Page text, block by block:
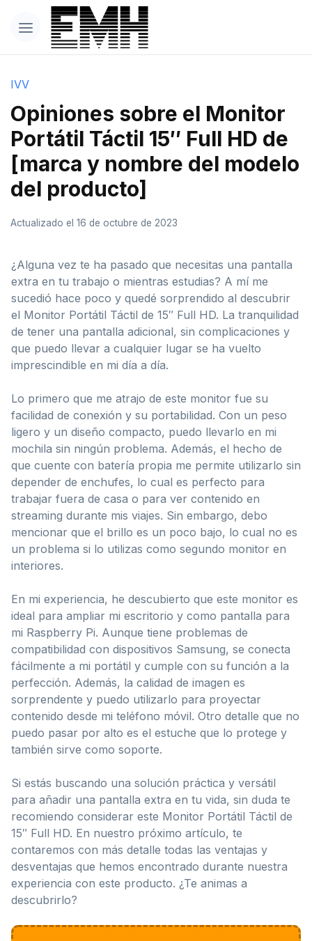
IVV
Opiniones sobre el Monitor
Portátil Táctil 15″ Full HD de
[marca y nombre del modelo
del producto]
Actualizado el 16 de octubre de 2023
¿Alguna vez te ha pasado que necesitas una pantalla
extra en tu trabajo o mientras estudias? A mí me
sucedió hace poco y quedé sorprendido al descubrir
el Monitor Portátil Táctil de 15″ Full HD. La tranquilidad
de tener una pantalla adicional, sin complicaciones y
que puedo llevar a cualquier lugar se ha vuelto
imprescindible en mi día a día.
Lo primero que me atrajo de este monitor fue su
facilidad de conexión y su portabilidad. Con un peso
ligero y un diseño compacto, puedo llevarlo en mi
mochila sin ningún problema. Además, el hecho de
que cuente con batería propia me permite utilizarlo sin
depender de enchufes, lo cual es perfecto para
trabajar fuera de casa o para ver contenido en
streaming durante mis viajes. Sin embargo, debo
mencionar que el brillo es un poco bajo, lo cual no es
un problema si lo utilizas como segundo monitor en
interiores.
En mi experiencia, he descubierto que este monitor es
ideal para ampliar mi escritorio y como pantalla para
mi Raspberry Pi. Aunque tiene problemas de
compatibilidad con dispositivos Samsung, se conecta
fácilmente a mi portátil y cumple con su función a la
perfección. Además, la calidad de imagen es
sorprendente y puedo utilizarlo para proyectar
contenido desde mi teléfono móvil. Otro detalle que no
puedo pasar por alto es el estuche que lo protege y
también sirve como soporte.
Si estás buscando una solución práctica y versátil
para añadir una pantalla extra en tu vida, sin duda te
recomiendo considerar este Monitor Portátil Táctil de
15″ Full HD. En nuestro próximo artículo, te
contaremos con más detalle todas las ventajas y
desventajas que hemos encontrado durante nuestra
experiencia con este producto. ¿Te animas a
descubrirlo?